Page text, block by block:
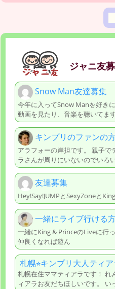
ジャニ友
Snow Man友達募集
今年に入ってSnow Manを好き
動画を見たり、音楽を聴いてま
キンプリのファンの
アラフォーの岸担です。 親子
ラさんが周りにいないのでいろ
友達募集
Hey!Say!JUMPとSexyZoneと
一緒にライブ行ける
一緒にKing & PrinceのLiveに行
仲良くなれば遊ん
札幌⭐︎キンプリ大人ティ
札幌在住ママティアラです！
ィアラお友だちほしいです。 い